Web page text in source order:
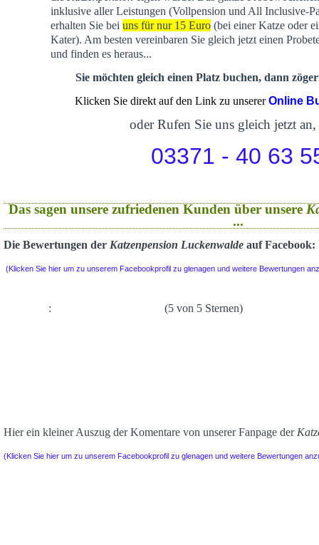
inklusive aller Leistungen (Vollpension und All Inclusive-
erhalten Sie bei uns für nur 15 Euro(bei einer Katze oder
Kater). Am besten vereinbaren Sie gleich jetzt einen
und finden es heraus...
Sie möchten gleich einen Platz buchen, dann
Klicken Sie direkt auf den Link zu unsererOnline
oder Rufen Sie uns gleich jetzt an,
03371 - 40 63
Das sagen unsere zufriedenen Kunden über unsere
...
Die Bewertungen der Katzenpension Luckenwalde auf Facebook:
(Klicken Sie hier um zu unserem Facebookprofil zu glenagen und weitere Bewertungen
: (5 von 5 Sternen)
Hier ein kleiner Auszug der Komentare von unserer Fanpage der
(Klicken Sie hier um zu unserem Facebookprofil zu glenagen und weitere Bewertungen